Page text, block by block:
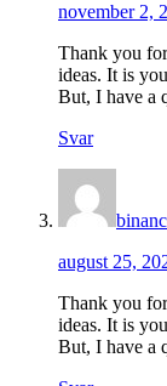
november 2,
Thank you
ideas. It is
But, I have a
Svar
august 25,
Thank you
ideas. It is
But, I have a